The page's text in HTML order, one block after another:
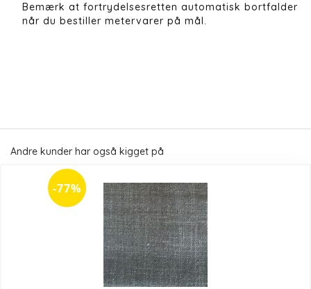
Bemærk at fortrydelsesretten automatisk bortfalder
når du bestiller metervarer på mål.
Andre kunder har også kigget på
-77%